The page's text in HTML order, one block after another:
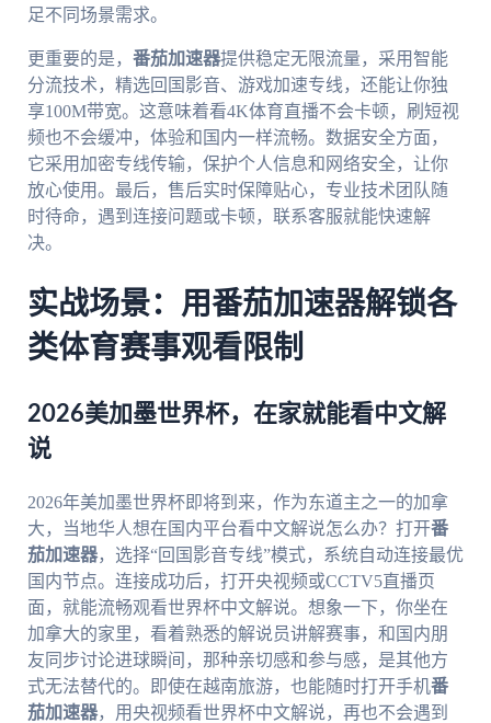
足不同场景需求。
更重要的是， 番茄加速器提供稳定无限流量，采用智能
分流技术，精选回国影音、游戏加速专线，还能让你独
享100M带宽。这意味着看4K体育直播不会卡顿，刷短视
频也不会缓冲，体验和国内一样流畅。数据安全方面，
它采用加密专线传输，保护个人信息和网络安全，让你
放心使用。最后，售后实时保障贴心，专业技术团队随
时待命，遇到连接问题或卡顿，联系客服就能快速解
决。
实战场景：用番茄加速器解锁各
类体育赛事观看限制
2026美加墨世界杯，在家就能看中文解
说
2026年美加墨世界杯即将到来，作为东道主之一的加拿
大，当地华人想在国内平台看中文解说怎么办？打开番
茄加速器，选择“回国影音专线”模式，系统自动连接最优
国内节点。连接成功后，打开央视频或CCTV5直播页
面，就能流畅观看世界杯中文解说。想象一下，你坐在
加拿大的家里，看着熟悉的解说员讲解赛事，和国内朋
友同步讨论进球瞬间，那种亲切感和参与感，是其他方
式无法替代的。即使在越南旅游，也能随时打开手机番
茄加速器，用央视频看世界杯中文解说，再也不会遇到